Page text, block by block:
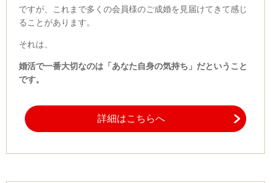
ですが、これまで多くの会員様のご成婚を見届けてきて感じ
ることがあります。
それは、
婚活で一番大切なのは「あなた自身の気持ち」だということ
です。
詳細はこちらへ